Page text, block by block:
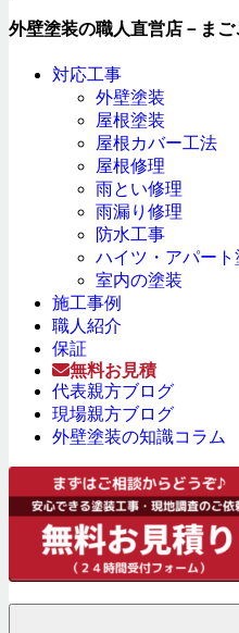
外壁塗装の職人直営店－ま
対応工事
外壁塗装
屋根塗装
屋根カバー工法
屋根修理
雨とい修理
雨漏り修理
防水工事
ハイツ・アパート
室内の塗装
施工事例
職人紹介
保証
無料お見積
代表親方ブログ
現場親方ブログ
外壁塗装の知識コラム